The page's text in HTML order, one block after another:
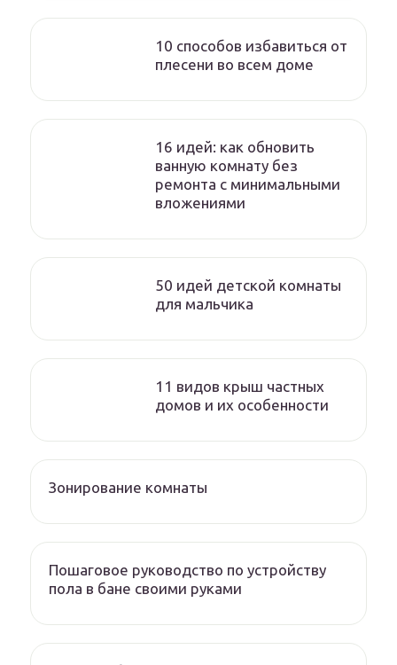
10 способов избавиться от
плесени во всем доме
16 идей: как обновить
ванную комнату без
ремонта с минимальными
вложениями
50 идей детской комнаты
для мальчика
11 видов крыш частных
домов и их особенности
Зонирование комнаты
Пошаговое руководство по устройству
пола в бане своими руками